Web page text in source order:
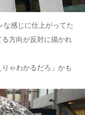
な感じに仕上がってた
方向が反対に描かれ
ゃわかるだろ」かも